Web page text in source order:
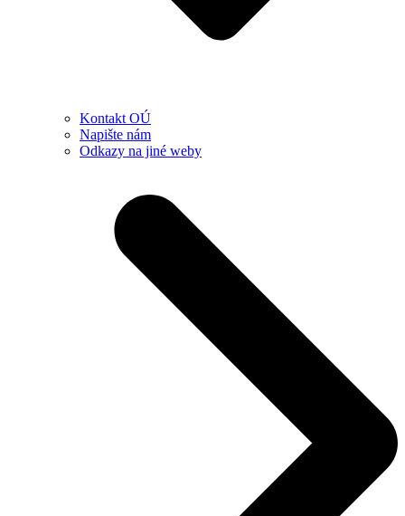
Kontakt OÚ
Napište nám
Odkazy na jiné weby